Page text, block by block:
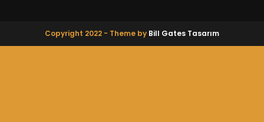
Copyright 2022 - Theme by Bill Gates Tasarım